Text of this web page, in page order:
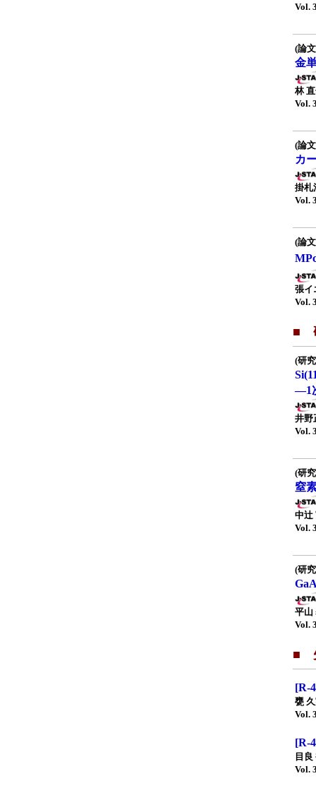
Vol.
(論
金
林
Vol.
(論
カ
掛札
Vol.
(論
張イ
Vol.
■
(研
—1
井野
Vol.
(研
窒
中辻
Vol.
(研
平山
Vol.
■
[R-
甕
Vol.
[R-
目良
Vol.